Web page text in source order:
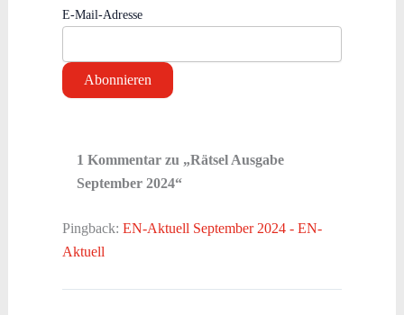
E-Mail-Adresse
1 Kommentar zu „Rätsel Ausgabe
September 2024“
Pingback: EN-Aktuell September 2024 - EN-
Aktuell